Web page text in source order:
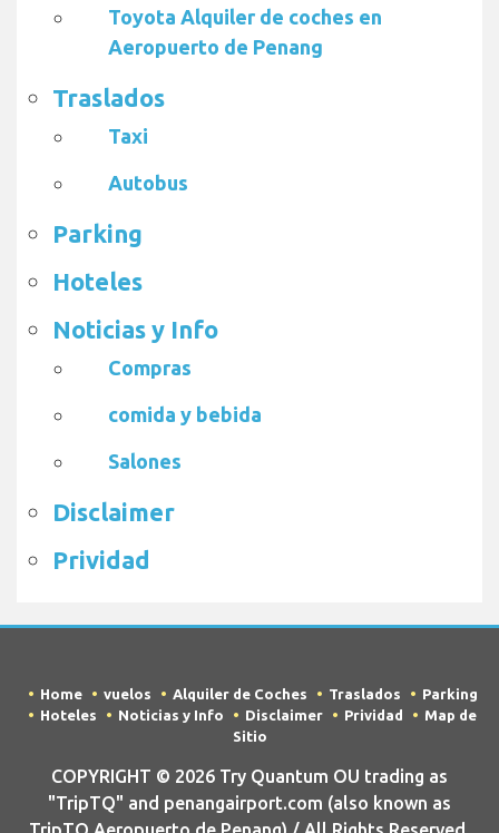
Toyota Alquiler de coches en
Aeropuerto de Penang
Traslados
Taxi
Autobus
Parking
Hoteles
Noticias y Info
Compras
comida y bebida
Salones
Disclaimer
Prividad
Home vuelos Alquiler de Coches Traslados
Parking
Hoteles
Noticias y Info Disclaimer Prividad
Map de
Sitio
COPYRIGHT © 2026 Try Quantum OU trading as
"TripTQ" and penangairport.com (also known as